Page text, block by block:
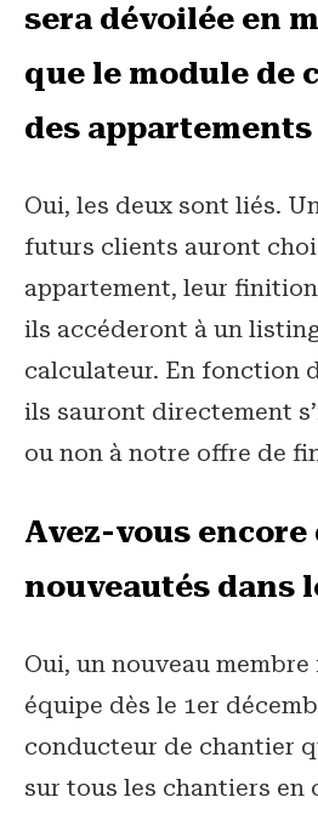
sera dévoilée en
que le module de
des appartements
Oui, les deux sont liés.
futurs clients auront
appartement, leur
ils accéderont à un
calculateur. En fonction
ils sauront directement
ou non à notre offre de
Avez-vous encore
nouveautés dans
Oui, un nouveau
équipe dès le 1er
conducteur de chantier
sur tous les chantiers en